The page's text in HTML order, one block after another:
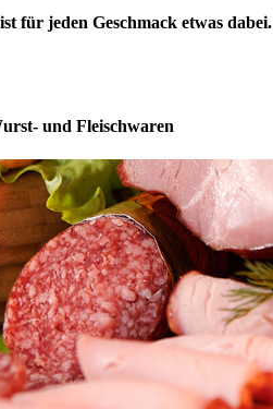
für jeden Geschmack etwas dabei.
und Fleischwaren